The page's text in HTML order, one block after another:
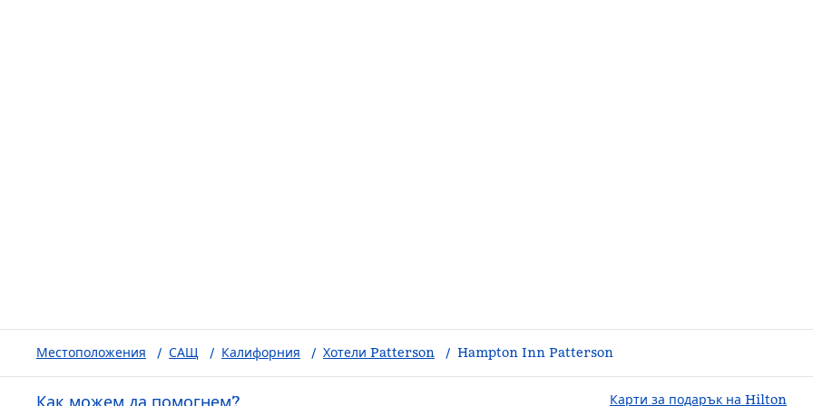
Местоположения / САЩ / Калифорния / Хотели Patterson / Hampton Inn Patterson
Карти за подарък на Hilton